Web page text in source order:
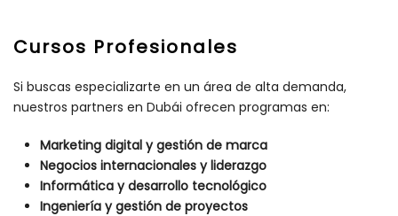
Cursos Profesionales
Si buscas especializarte en un área de alta demanda,
nuestros partners en Dubái ofrecen programas en:
Marketing digital y gestión de marca
Negocios internacionales y liderazgo
Informática y desarrollo tecnológico
Ingeniería y gestión de proyectos